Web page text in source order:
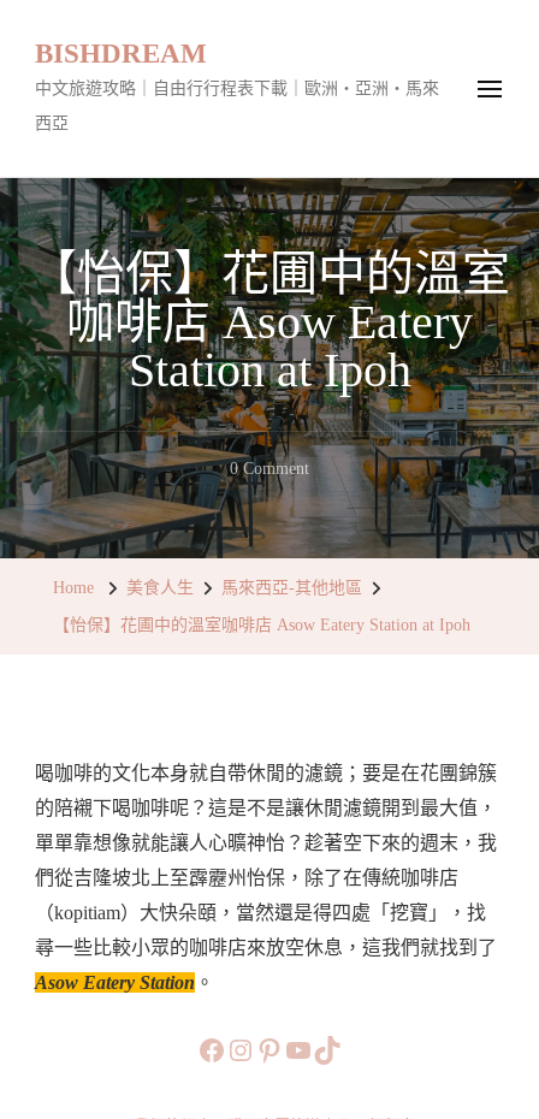
BISHDREAM
中文旅遊攻略｜自由行行程表下載｜歐洲・亞洲・馬來
西亞
【怡保】花圃中的溫室
咖啡店 Asow Eatery
Station at Ipoh
0 CommentOn
【怡
咖
啡
店
Asow
Eatery
Station
Home 美食人生 馬來西亞-其他地區
【怡保】花圃中的溫室咖啡店 Asow Eatery Station at Ipoh
喝咖啡的文化本身就自帶休閒的濾鏡；要是在花團錦簇
的陪襯下喝咖啡呢？這是不是讓休閒濾鏡開到最大值，
單單靠想像就能讓人心曠神怡？趁著空下來的週末，我
們從吉隆坡北上至霹靂州怡保，除了在傳統咖啡店
（kopitiam）大快朵頤，當然還是得四處「挖寶」，找
尋一些比較小眾的咖啡店來放空休息，這我們就找到了
Asow Eatery Station 。
https://www.facebook.com/
https://
https://
旅行美食小短片TikTok